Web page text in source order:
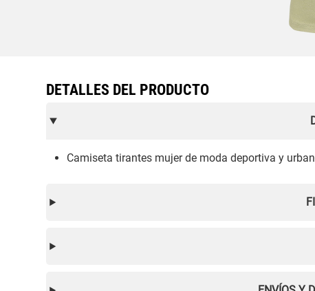
DETALLES DEL PRODUCTO
Camiseta tirantes mujer de moda deportiva y